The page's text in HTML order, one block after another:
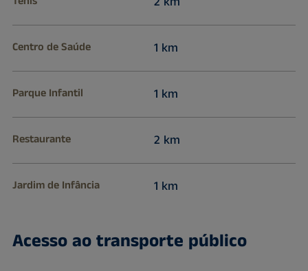
Centro de Saúde 1 km
Parque Infantil 1 km
Restaurante 2 km
Jardim de Infância 1 km
Acesso ao transporte público